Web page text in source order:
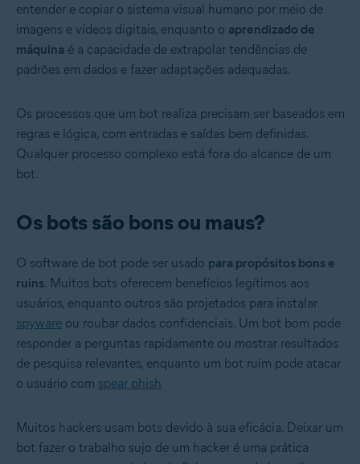
entender e copiar o sistema visual humano por meio de
imagens e vídeos digitais, enquanto o aprendizado de
máquina é a capacidade de extrapolar tendências de
padrões em dados e fazer adaptações adequadas.
Os processos que um bot realiza precisam ser baseados em
regras e lógica, com entradas e saídas bem definidas.
Qualquer processo complexo está fora do alcance de um
bot.
Os bots são bons ou maus?
O software de bot pode ser usado para propósitos bons e
ruins. Muitos bots oferecem benefícios legítimos aos
usuários, enquanto outros são projetados para instalar
spyware ou roubar dados confidenciais. Um bot bom pode
responder a perguntas rapidamente ou mostrar resultados
de pesquisa relevantes, enquanto um bot ruim pode atacar
o usuário com spear phish
Muitos hackers usam bots devido à sua eficácia. Deixar um
bot fazer o trabalho sujo de um hacker é uma prática